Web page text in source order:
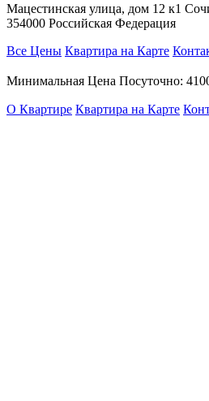
Мацестинская улица, дом 12 к1
354000 Российская Федерация
Все Цены Квартира на Карте
Минимальная Цена Посуточно:
О Квартире Квартира на Карте